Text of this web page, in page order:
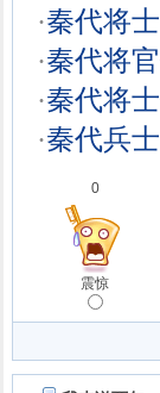
·秦代将
·秦代将
·秦代将
·秦代兵士
0
震惊